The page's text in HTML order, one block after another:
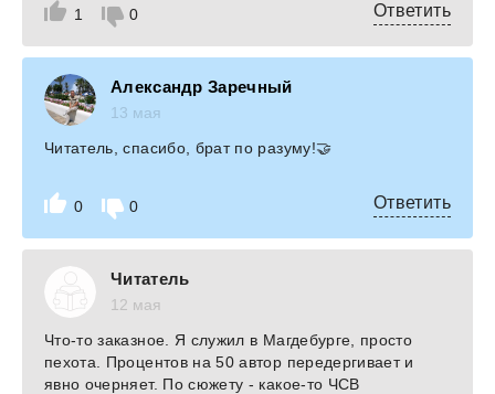
1 0 Ответить
Александр Заречный
13 мая
0 0
Читатель, спасибо, брат по разуму!🤝
Ответить
Читатель
12 мая
Что-то заказное. Я служил в Магдебурге, просто
пехота. Процентов на 50 автор передергивает и
явно очерняет. По сюжету - какое-то ЧСВ